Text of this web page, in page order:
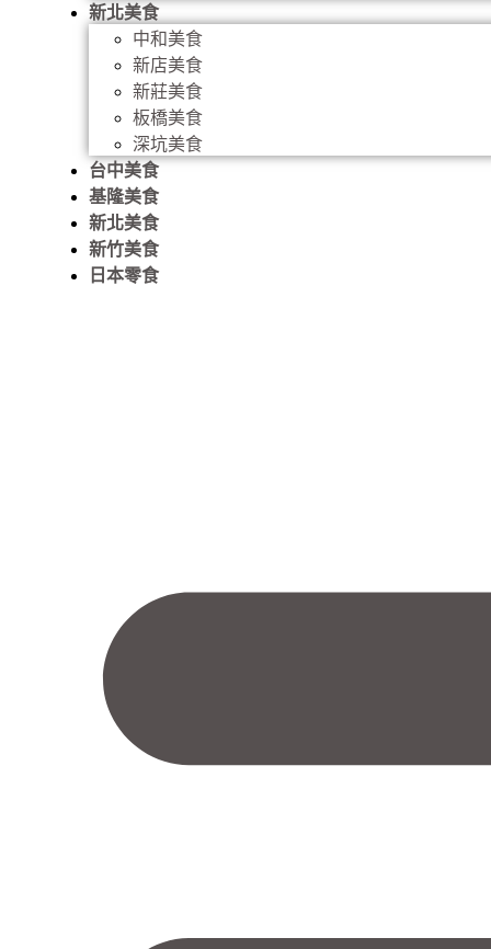
新北美食
中和美食
新店美食
新莊美食
板橋美食
深坑美食
台中美食
基隆美食
新北美食
新竹美食
日本零食